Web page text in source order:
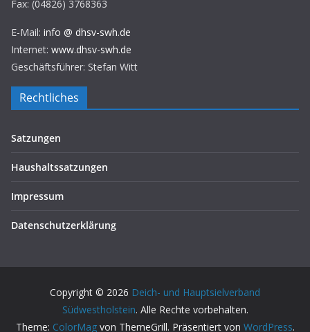
Fax: (04826) 3768363
E-Mail: info @ dhsv-swh.de
Internet: www.dhsv-swh.de
Geschäftsführer: Stefan Witt
Rechtliches
Satzungen
Haushaltssatzungen
Impressum
Datenschutzerklärung
Copyright © 2026 Deich- und Hauptsielverband
Südwestholstein. Alle Rechte vorbehalten.
Theme: ColorMagvon ThemeGrill. Präsentiert von WordPress.